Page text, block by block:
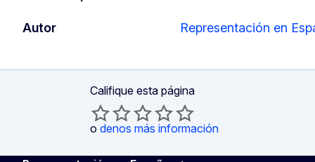
Autor Representación en
Califique esta página
o denos más información